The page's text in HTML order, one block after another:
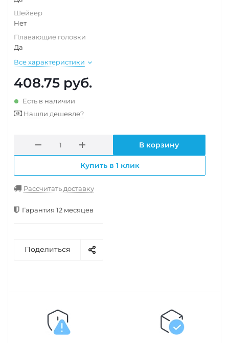
Шейвер
Нет
Плавающие головки
Да
Все характеристики
408.75 руб.
Есть в наличии
Нашли дешевле?
В корзину
Купить в 1 клик
Рассчитать доставку
Гарантия 12 месяцев
Поделиться